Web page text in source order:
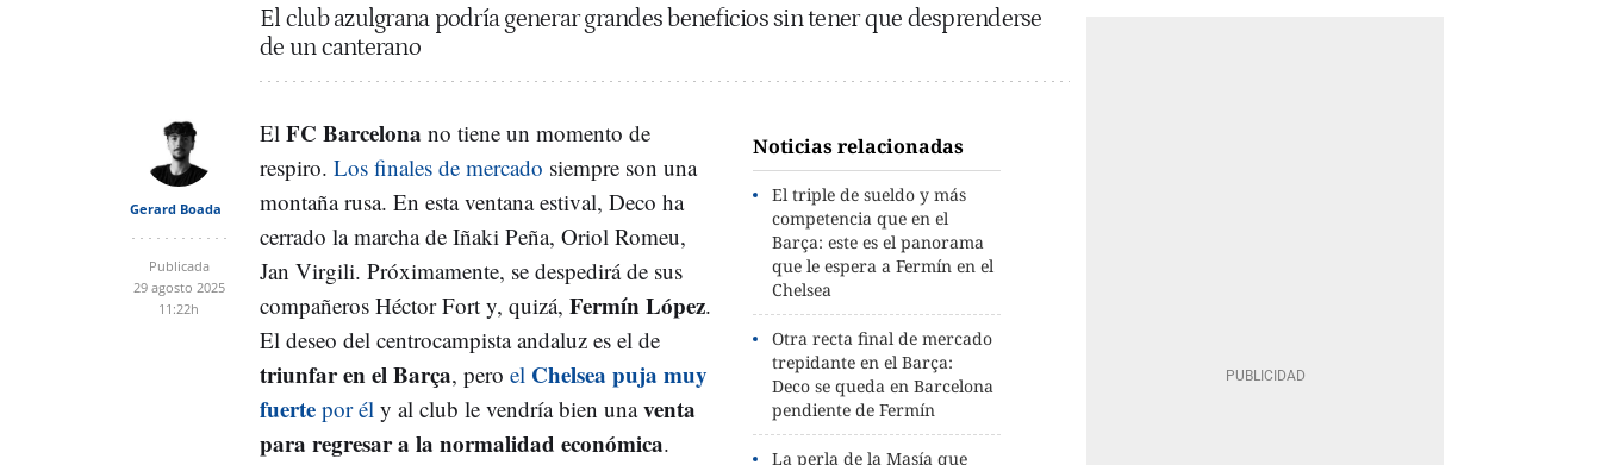
El club azulgrana podría generar grandes beneficios sin tener que desprenderse
de un canterano
Gerard Boada
Publicada
29 agosto 2025
11:22h
Noticias relacionadas
El triple de sueldo y más
competencia que en el
Barça: este es el panorama
que le espera a Fermín en el
Chelsea
Otra recta final de mercado
trepidante en el Barça:
Deco se queda en Barcelona
pendiente de Fermín
La perla de la Masía que
El FC Barcelona no tiene un momento de
respiro. Los finales de mercado siempre son una
montaña rusa. En esta ventana estival, Deco ha
cerrado la marcha de Iñaki Peña, Oriol Romeu,
Jan Virgili. Próximamente, se despedirá de sus
compañeros Héctor Fort y, quizá, Fermín López.
El deseo del centrocampista andaluz es el de
triunfar en el Barça, pero el Chelsea puja muy
fuerte por él y al club le vendría bien unaventa
para regresar a la normalidad económica.